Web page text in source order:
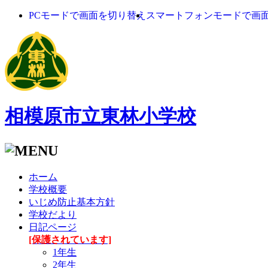
PCモードで画面を切り替え スマートフォンモードで画
相模原市立東林小学校
ホーム
学校概要
いじめ防止基本方針
学校だより
日記ページ
[保護されています]
1年生
2年生